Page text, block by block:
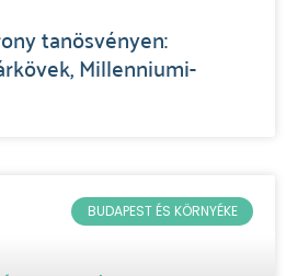
tanösvényen:
Millenniumi-
BUDAPEST ÉS KÖRNYÉKE